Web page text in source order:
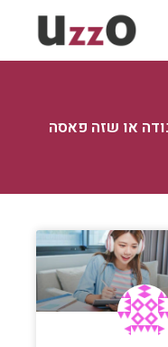
או שזה פאסה